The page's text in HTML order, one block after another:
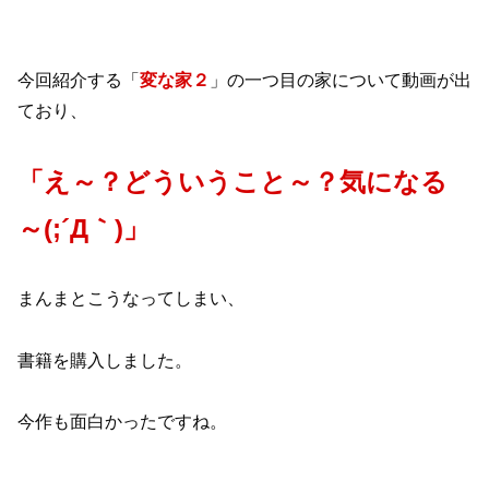
今回紹介する「 変な家２ 」の一つ目の家について動画が出
ており、
「え～？どういうこと～？気になる
～(;´Д｀)」
まんまとこうなってしまい、
書籍を購入しました。
今作も面白かったですね。